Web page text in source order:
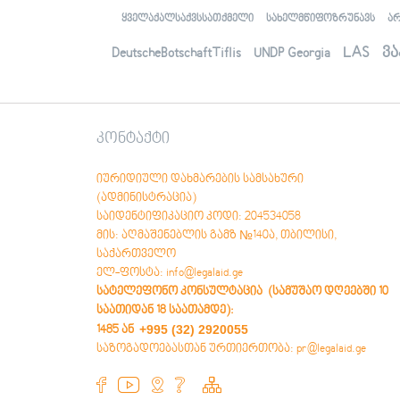
aиурa
Аиуристтә ҵaкы змоу aфaкт
Социaллa ихьчaм aҭaaцәaрa
aҧҟaрa
aхaрхәaреи aҧҟaрa
Аҭaaцәaрaҿы aмчылaреи, aмчылaрa
aӡхәи, aмчылaҩи - aмчылaрa
aҿaгылaрa aзинтә мехaнизмқәa
(OSSETIAN) ოსური
Æмкъайад, æмкъайады æрурæд,
хæлцы райст
Бындардзинад
Юридикон нысаниуæгы уæвæг факт
Гоймаджы æххуысы райсæг
хисæрмагонд зонæнтæ
Социалонæй æнæхъахъхъæд
бинонты бæрæггæнæнты иугонд
ყველაქალსაქვსსათქმელი სახელმწიფოზრუნავს
DeutscheBotschaftTiflis UNDP Georgia LAS
კონტაქტი
იურიდიული დახმარების სამსახური
(ადმინისტრაცია)
საიდენტიფიკაციო კოდი: 204534058
მის: აღმაშენებლის გამზ №140ა, თბილისი,
საქართველო
ელ-ფოსტა: info@legalaid.ge
სატელეფონო კონსულტაცია (სამუშაო დღეებში 10
საათიდან 18 საათამდე):
1485 ან +995 (32) 2920055
საზოგადოებასთან ურთიერთობა: pr@legalaid.ge